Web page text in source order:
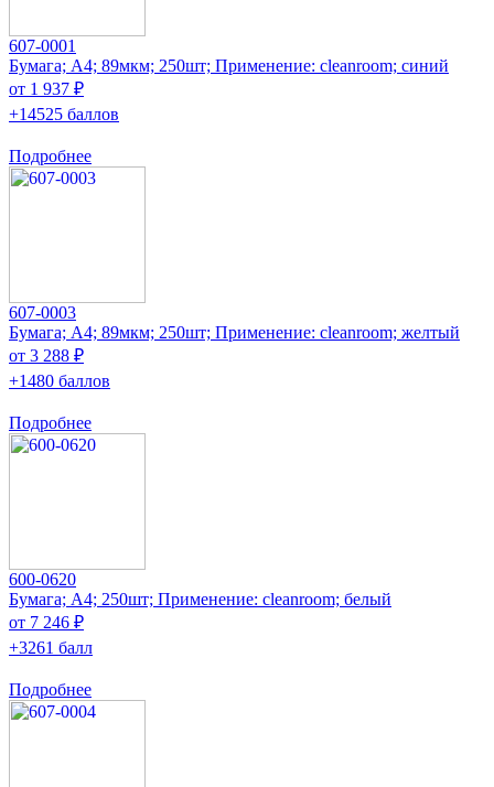
607-0001
Бумага; A4; 89мкм; 250шт; Применение: cleanroom; синий
от 1 937 ₽
+14525 баллов
Подробнее
607-0003
Бумага; A4; 89мкм; 250шт; Применение: cleanroom; желтый
от 3 288 ₽
+1480 баллов
Подробнее
600-0620
Бумага; A4; 250шт; Применение: cleanroom; белый
от 7 246 ₽
+3261 балл
Подробнее